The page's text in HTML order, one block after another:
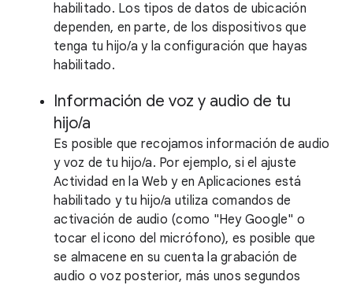
habilitado. Los tipos de datos de ubicación
dependen, en parte, de los dispositivos que
tenga tu hijo/a y la configuración que hayas
habilitado.
Información de voz y audio de tu
hijo/a
Es posible que recojamos información de audio
y voz de tu hijo/a. Por ejemplo, si el ajuste
Actividad en la Web y en Aplicaciones está
habilitado y tu hijo/a utiliza comandos de
activación de audio (como "Hey Google" o
tocar el icono del micrófono), es posible que
se almacene en su cuenta la grabación de
audio o voz posterior, más unos segundos